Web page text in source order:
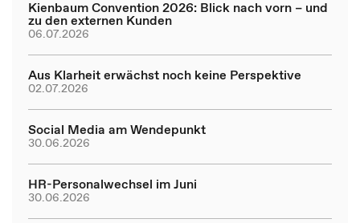
Kienbaum Convention 2026: Blick nach vorn – und
zu den externen Kunden
06.07.2026
Aus Klarheit erwächst noch keine Perspektive
02.07.2026
Social Media am Wendepunkt
30.06.2026
HR-Personalwechsel im Juni
30.06.2026